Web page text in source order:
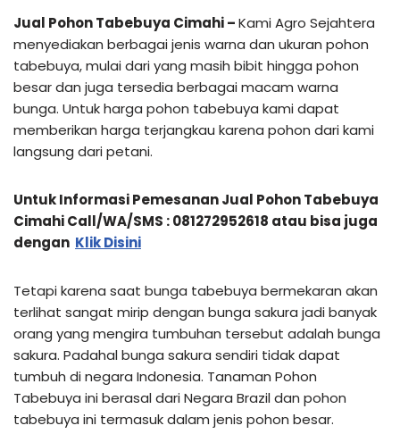
Jual Pohon Tabebuya Cimahi –Kami Agro Sejahtera
menyediakan berbagai jenis warna dan ukuran pohon
tabebuya, mulai dari yang masih bibit hingga pohon
besar dan juga tersedia berbagai macam warna
bunga. Untuk harga pohon tabebuya kami dapat
memberikan harga terjangkau karena pohon dari kami
langsung dari petani.
Untuk Informasi Pemesanan Jual Pohon Tabebuya
Cimahi Call/WA/SMS : 081272952618 atau bisa juga
dengan Klik Disini
Tetapi karena saat bunga tabebuya bermekaran akan
terlihat sangat mirip dengan bunga sakura jadi banyak
orang yang mengira tumbuhan tersebut adalah bunga
sakura. Padahal bunga sakura sendiri tidak dapat
tumbuh di negara Indonesia. Tanaman Pohon
Tabebuya ini berasal dari Negara Brazil dan pohon
tabebuya ini termasuk dalam jenis pohon besar.